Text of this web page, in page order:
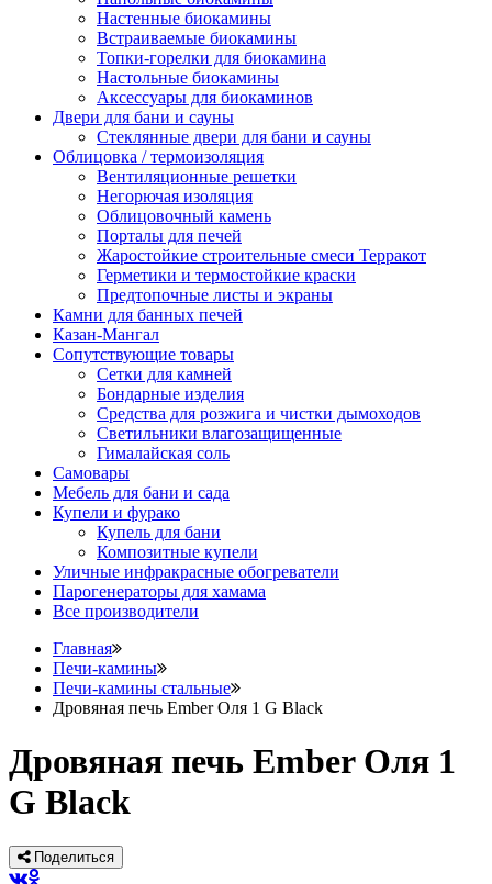
Настенные биокамины
Встраиваемые биокамины
Топки-горелки для биокамина
Настольные биокамины
Аксессуары для биокаминов
Двери для бани и сауны
Стеклянные двери для бани и сауны
Облицовка / термоизоляция
Вентиляционные решетки
Негорючая изоляция
Облицовочный камень
Порталы для печей
Жаростойкие строительные смеси Терракот
Герметики и термостойкие краски
Предтопочные листы и экраны
Камни для банных печей
Казан-Мангал
Сопутствующие товары
Сетки для камней
Бондарные изделия
Средства для розжига и чистки дымоходов
Светильники влагозащищенные
Гималайская соль
Самовары
Мебель для бани и сада
Купели и фурако
Купель для бани
Композитные купели
Уличные инфракрасные обогреватели
Парогенераторы для хамама
Все производители
Главная
Печи-камины
Печи-камины стальные
Дровяная печь Ember Оля 1 G Black
Дровяная печь Ember Оля 1
G Black
Поделиться